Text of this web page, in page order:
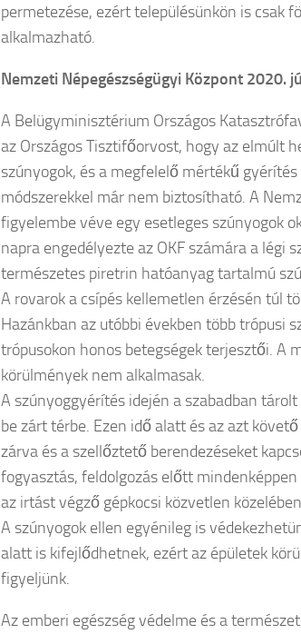
permetezése, ezért településünkön is csak
alkalmazható.
Nemzeti Népegészségügyi Központ 2020.
A Belügyminisztérium Országos
az Országos Tisztifőorvost, hogy az elmúlt
szúnyogok, és a megfelelő mértékű
módszerekkel már nem biztosítható. A
figyelembe véve egy esetleges szúnyogok
napra engedélyezte az OKF számára a légi
természetes piretrin hatóanyag tartalmú
A rovarok a csípés kellemetlen érzésén túl
Hazánkban az utóbbi években több trópusi
trópusokon honos betegségek terjesztői. A
körülmények nem alkalmasak.
A szúnyoggyérítés idején a szabadban
be zárt térbe. Ezen idő alatt és az azt
zárva és a szellőztető berendezéseket
fogyasztás, feldolgozás előtt
az irtást végző gépkocsi közvetlen
A szúnyogok ellen egyénileg is
alatt is kifejlődhetnek, ezért az épületek
figyeljünk.
Az emberi egészség védelme és a